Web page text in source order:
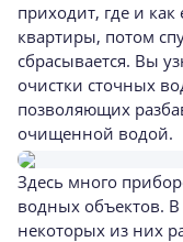
приходит, где и
квартиры, потом
сбрасывается. Вы
очистки сточных
позволяющих
очищенной водой.
Здесь много
водных объектов. В
некоторых из них